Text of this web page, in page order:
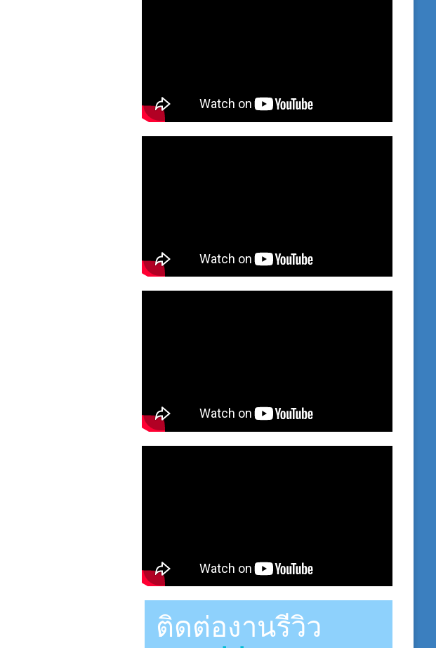
ติดต่องานรีวิว